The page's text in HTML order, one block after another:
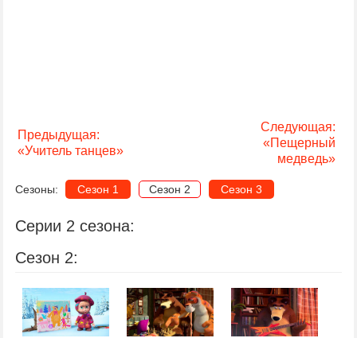
Предыдущая:
«Учитель танцев»
Следующая:
«Пещерный
медведь»
Сезоны: Сезон 1 Сезон 2 Сезон 3
Серии 2 сезона:
Сезон 2: